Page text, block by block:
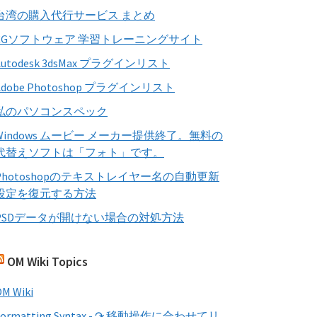
湾の購入代行サービス まとめ
ソフトウェア 学習トレーニングサイト
3dsMax プラグインリスト
Photoshop プラグインリスト
のパソコンスペック
ムービー メーカー提供終了。無料の
替えソフトは「フォト」です。
のテキストレイヤー名の自動更新
定を復元する方法
データが開けない場合の対処方法
OM Wiki Topics
Wiki